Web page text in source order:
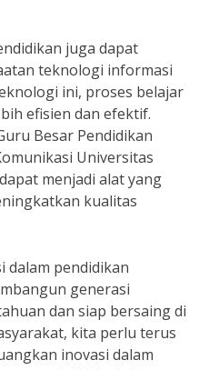
juga dapat
teknologi informasi
ini, proses belajar
efisien dan efektif.
Besar Pendidikan
Universitas
menjadi alat yang
kualitas
dalam pendidikan
generasi
dan siap bersaing di
kita perlu terus
inovasi dalam